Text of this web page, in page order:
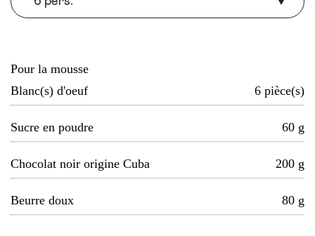
Pour la mousse
Blanc(s) d'oeuf
6 pièce(s)
Sucre en poudre 60 g
Chocolat noir origine Cuba 200 g
Beurre doux 80 g